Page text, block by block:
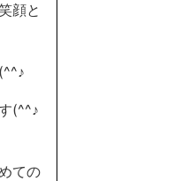
顔と
(^^♪
ての